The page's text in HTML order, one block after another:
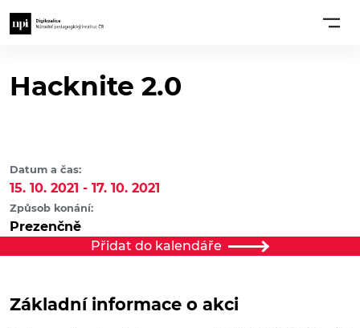
Hacknite 2.0
Datum a čas:
15. 10. 2021 - 17. 10. 2021
Způsob konání:
Prezenčně
Přidat do kalendáře
Základní informace o akci